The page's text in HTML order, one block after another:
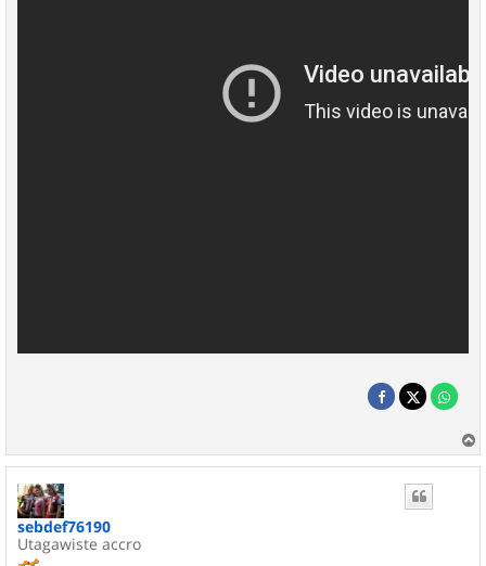
a
sebdef76190
Utagawiste accro